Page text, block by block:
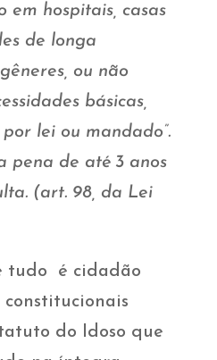
em hospitais, casas
de longa
ou não
básicas,
lei ou mandado”.
pena de até 3 anos
(art. 98, da Lei
tudo é cidadão
constitucionais
do Idoso que